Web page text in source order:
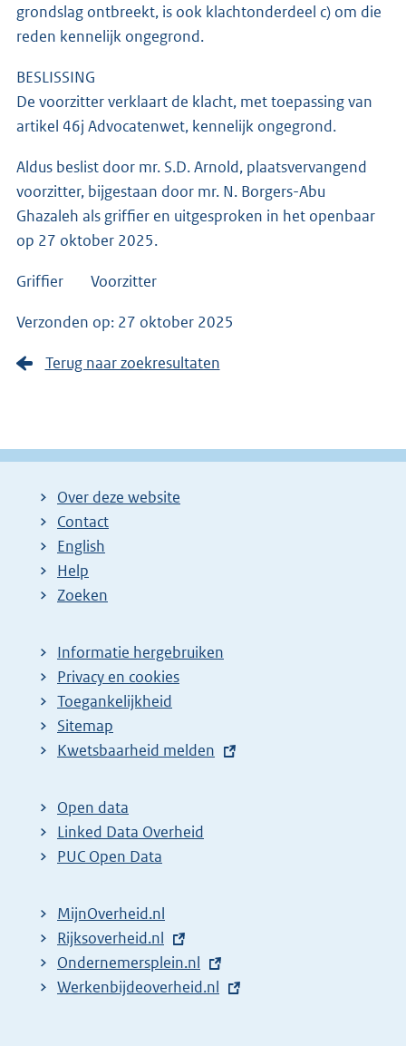
grondslag ontbreekt, is ook klachtonderdeel c) om die
reden kennelijk ongegrond.
BESLISSING
De voorzitter verklaart de klacht, met toepassing van
artikel 46j Advocatenwet, kennelijk ongegrond.
Aldus beslist door mr. S.D. Arnold, plaatsvervangend
voorzitter, bijgestaan door mr. N. Borgers-Abu
Ghazaleh als griffier en uitgesproken in het openbaar
op 27 oktober 2025.
Griffier Voorzitter
Verzonden op: 27 oktober 2025
Terug naar zoekresultaten
Over deze website
Contact
English
Help
Zoeken
Informatie hergebruiken
Privacy en cookies
Toegankelijkheid
Sitemap
E
t
e
r
l
i
n
k
Kwetsbaarheid melden
Open data
Linked Data Overheid
PUC Open Data
MijnOverheid.nl
E
x
t
Rijksoverheid.nl
E
x
Ondernemersplein.nl
E
Werkenbijdeoverheid.nl